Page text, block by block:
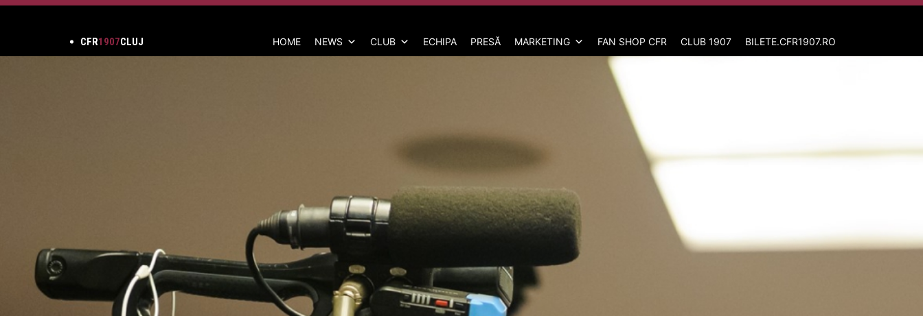
CFR1907CLUJ HOME NEWS CLUB ECHIPA PRESĂ MARKETING FAN SHOP CFR CLUB 1907 BILETE.CFR1907.RO